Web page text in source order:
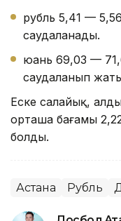
рубль 5,41 —
саудаланады.
юань 69,03 —
саудаланып
Еске салайық,
орташа бағамы
болды.
Астана Рубль